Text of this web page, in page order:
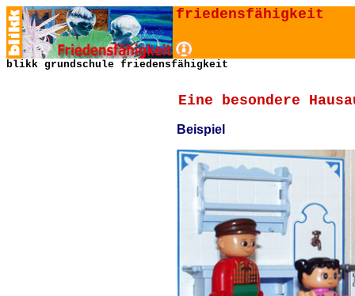
friedensfähigkeit
blikk grundschule friedensfähigkeit
Eine besondere
Beispiel